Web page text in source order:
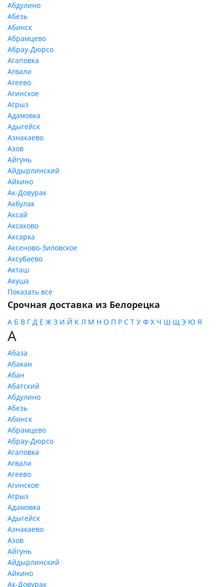
Абдулино
Абезь
Абинск
Абрамцево
Абрау-Дюрсо
Агаповка
Агвали
Агеево
Агинское
Агрыз
Адамовка
Адыгейск
Азнакаево
Азов
Айгунь
Айдырлинский
Айкино
Ак-Довурак
Акбулак
Аксай
Аксаково
Аксарка
Аксеново-Зиловское
Аксубаево
Акташ
Акуша
Показать все
Срочная доставка из Белорецка
А Б В Г Д Е Ж З И Й К Л М Н О П Р С Т У Ф Х Ч Ш Щ Э Ю Я
А
Абаза
Абакан
Абан
Абатский
Абдулино
Абезь
Абинск
Абрамцево
Абрау-Дюрсо
Агаповка
Агвали
Агеево
Агинское
Агрыз
Адамовка
Адыгейск
Азнакаево
Азов
Айгунь
Айдырлинский
Айкино
Ак-Довурак